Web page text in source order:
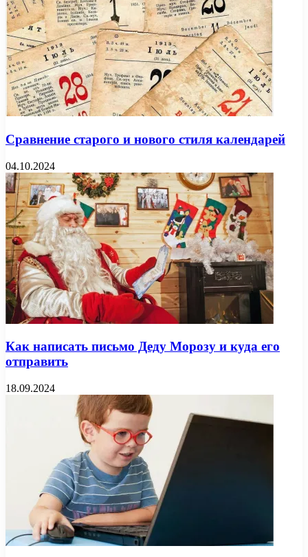
Сравнение старого и нового стиля календарей
04.10.2024
Как написать письмо Деду Морозу и куда его
отправить
18.09.2024